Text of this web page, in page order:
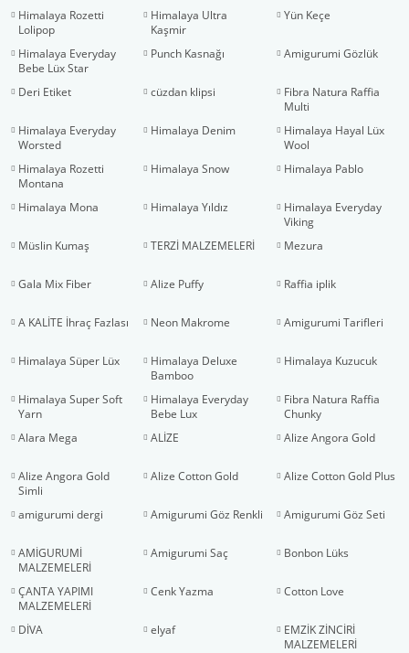
Himalaya Rozetti
Lolipop
Himalaya Ultra
Kaşmir
Yün Keçe
Himalaya Everyday
Bebe Lüx Star
Punch Kasnağı Amigurumi Gözlük
Deri Etiket cüzdan klipsi
Fibra Natura Raffia
Multi
Himalaya Everyday
Worsted
Himalaya Denim
Himalaya Hayal Lüx
Wool
Himalaya Rozetti
Montana
Himalaya Snow Himalaya Pablo
Himalaya Mona Himalaya Yıldız
Himalaya Everyday
Viking
Müslin Kumaş
TERZİ MALZEMELERİ Mezura
Gala Mix Fiber Alize Puffy Raffia iplik
A KALİTE İhraç Fazlası Neon Makrome Amigurumi Tarifleri
Himalaya Süper Lüx
Himalaya Deluxe
Bamboo
Himalaya Kuzucuk
Himalaya Super Soft
Yarn
Himalaya Everyday
Bebe Lux
Fibra Natura Raffia
Chunky
Alara Mega
ALİZE Alize Angora Gold
Alize Angora Gold
Simli
Alize Cotton Gold Alize Cotton Gold Plus
amigurumi dergi Amigurumi Göz Renkli Amigurumi Göz Seti
AMİGURUMİ
MALZEMELERİ
Amigurumi Saç Bonbon Lüks
ÇANTA YAPIMI
MALZEMELERİ
Cenk Yazma Cotton Love
DİVA elyaf
EMZİK ZİNCİRİ
MALZEMELERİ